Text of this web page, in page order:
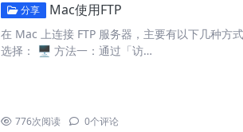
分享 Mac使用FTP
在 Mac 上连接 FTP 服务器，主要有以下几种方
选择： 🖥️ 方法一：通过「访…
776次阅读 0个评论